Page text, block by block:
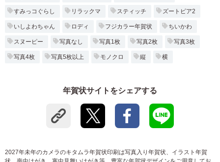
すみっコぐらし リラックマ スティッチ ズートピア2
いしよわちゃん ロディ フジカラー年賀状 ちいかわ
スヌーピー 写真なし 写真1枚 写真2枚 写真3枚
写真4枚 写真5枚以上 モノクロ 縦 横
年賀状サイトをシェアする
2027年未年のカメラのキタムラ年賀状印刷は写真入り年賀状、イラスト年賀